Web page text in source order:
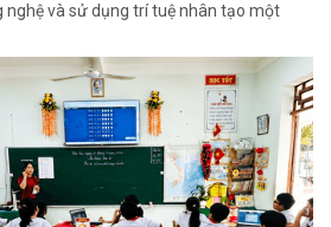
nghệ và sử dụng trí tuệ nhân tạo một